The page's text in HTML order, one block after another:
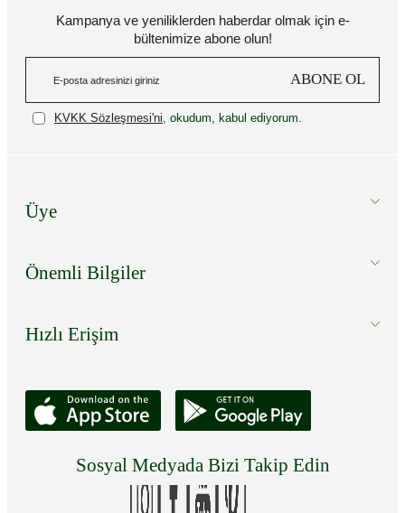
Kampanya ve yeniliklerden haberdar olmak için e-
bültenimize abone olun!
ABONE OL
KVKK Sözleşmesi'ni , okudum, kabul ediyorum.
Üye
Önemli Bilgiler
Hızlı Erişim
Sosyal Medyada Bizi Takip Edin